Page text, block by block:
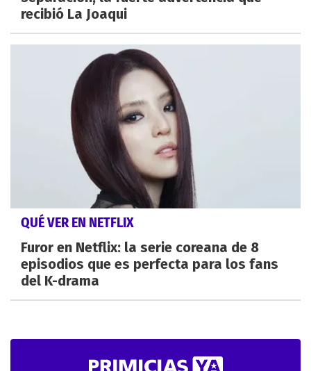
recibió La Joaqui
QUÉ VER EN NETFLIX
Furor en Netflix: la serie coreana de 8
episodios que es perfecta para los fans
del K-drama